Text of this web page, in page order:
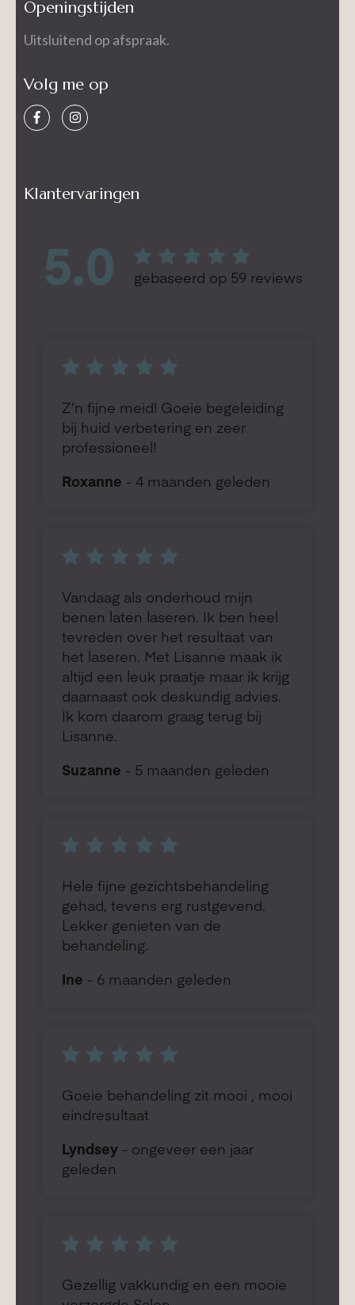
Openingstijden
Uitsluitend op afspraak.
Volg me op
Klantervaringen